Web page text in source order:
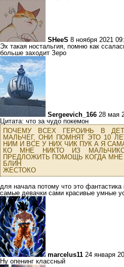
SHeeS 8 ноября 2021
Эх такая ностальгия, помню как
больше заходит Зеро
Sergeevich_166 28 мая
Цитата: что за чудо покемон
ПОЧЕМУ ВСЕХ ГЕРОИНЬ В
МАЛЬЧЕГ, ОНИ ПОМНЯТ ЭТО 10
НИМ И ВСЕ У НИХ ЧИК ПУК А Я
КО МНЕ НИКТО ИЗ
ПРЕДЛОЖИТЬ ПОМОЩЬ КОГДА
БЛИН
ЖЕСТОКО
для начала потому что это
самые девачки сами красивые умные
marcelus11 24 января
Ну опенинг классный